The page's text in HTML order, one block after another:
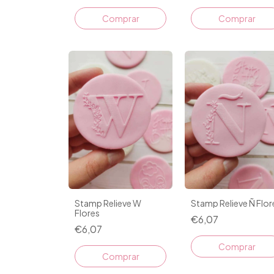
Stamp Relieve W
Flores
€6,07
Stamp Relieve Ñ
€6,07